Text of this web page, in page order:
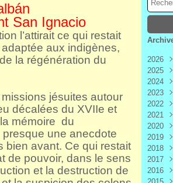
San Ignacio
l’attirait ce qui restait
aux indigènes,
la régénération du
jésuites autour
décalées du XVIIe et
mémoire du
presque une anecdote
bien avant. Ce qui restait
de pouvoir, dans le sens
et la destruction de
2026
Août
Juin
Mai
Avril
Mars
2025
Août
Juin
Mai
Avril
2024
Août
Juin
Mai
2023
Août
Juin
2022
Août
2021
Août
2020
2019
2018
2017
2016